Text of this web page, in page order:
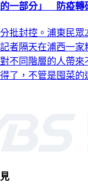
的一部分」 防疫轉
批封控。浦東民
者隔天在浦西一
不同階層的人帶
了，不管是囤菜的